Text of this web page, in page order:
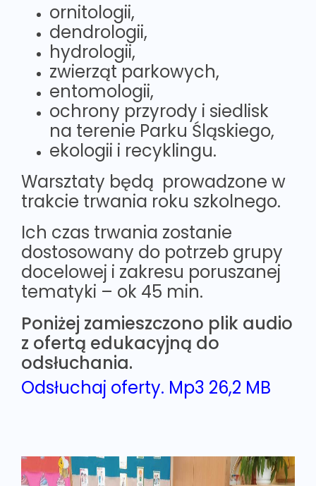
ornitologii,
dendrologii,
hydrologii,
zwierząt parkowych,
entomologii,
ochrony przyrody i siedlisk
na terenie Parku Śląskiego,
ekologii i recyklingu.
Warsztaty będą prowadzone w
trakcie trwania roku szkolnego.
Ich czas trwania zostanie
dostosowany do potrzeb grupy
docelowej i zakresu poruszanej
tematyki – ok 45 min.
Poniżej zamieszczono plik audio
z ofertą edukacyjną do
odsłuchania.
Odsłuchaj oferty. Mp3 26,2 MB